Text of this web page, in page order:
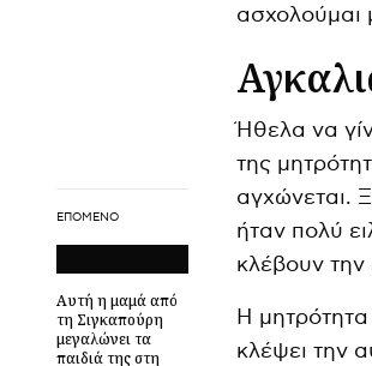
ΕΠΌΜΕΝΟ
Αυτή η μαμά από
τη Σιγκαπούρη
μεγαλώνει τα
παιδιά της στη
ασχολούμαι
Ήθελα να
της
αγχώνεται.
ήταν πολύ
κλέβουν την
Η
κλέψει την